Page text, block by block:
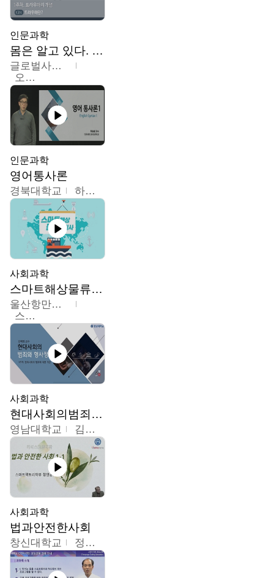
인문과학
몸은 알고 있다. 트라우마의 흔적
글로벌사이버대학교
오주원
인문과학
영어통사론
경북대학교 하승완
사회과학
스마트해상물류관리사 교육과정2
울산항만공사
스마트해상물류관리사 교육위원회
사회과학
현대사회의범죄와형사정책
영남대학교 김혜정
사회과학
법과안전한사회
창신대학교 정연균